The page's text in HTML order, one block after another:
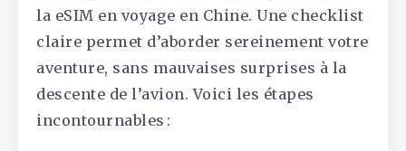
la eSIM en voyage en Chine. Une checklist
claire permet d’aborder sereinement votre
aventure, sans mauvaises surprises à la
descente de l’avion. Voici les étapes
incontournables :